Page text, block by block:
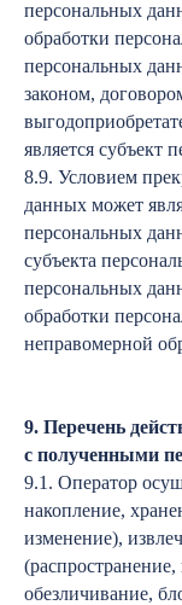
персональных
обработки
персональных
законом,
является субъект
8.9. Условием
данных может
персональных
субъекта
персональных
обработки
неправомерной
9. Перечень
с полученными
9.1. Оператор
накопление,
изменение),
обезличивание,